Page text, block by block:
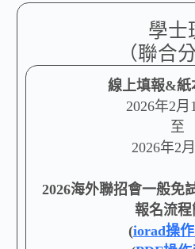
學士
（聯合
線上填報&紙
2026年2月
至
2026年2
2026海外聯招會一般免
報名流程
(iorad操